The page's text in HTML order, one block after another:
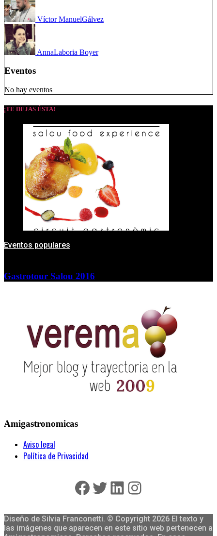
Víctor ManuelGálvez
AnnaLaboria Boyer
Eventos
No hay eventos
¡TE DEJAS ÉSTA!
Eventos populares
Gastrotour Salou 2016
Amigastronomicas
Aviso legal
Política de Privacidad
Facebook
Twitter
LinkedIn
Instagram
Diseño de Silvia Franconetti. © Copyright 2026 El texto y
las imágenes que aparecen en este sitio web pertenecen a